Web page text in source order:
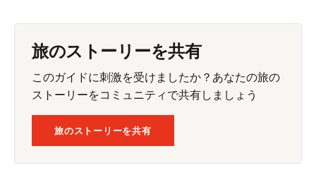
旅のストーリーを共有
このガイドに刺激を受けましたか？あなたの旅の
ストーリーをコミュニティで共有しましょう
旅のストーリーを共有